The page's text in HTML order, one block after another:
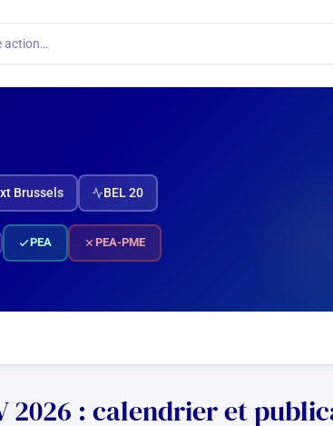
action…
Brussels BEL 20
PEA PEA-PME
2026 : calendrier et